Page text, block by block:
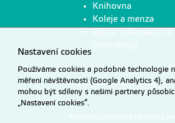
Knihovna
Koleje a menza
Odbor
technologií
Materiály umístěné na tomto
Nastavení cookies
Používáme cookies a podobné technologie
měření návštěvnosti (Google Analytics 4),
mohou být sdíleny s našimi partnery
„Nastavení cookies“.